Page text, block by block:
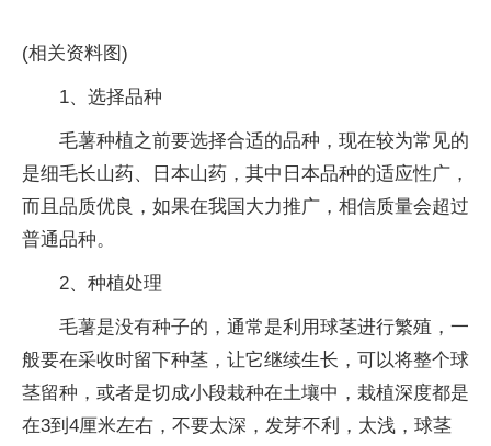
(相关资料图)
1、选择品种
毛薯种植之前要选择合适的品种，现在较为常见的
是细毛长山药、日本山药，其中日本品种的适应性广，
而且品质优良，如果在我国大力推广，相信质量会超过
普通品种。
2、种植处理
毛薯是没有种子的，通常是利用球茎进行繁殖，一
般要在采收时留下种茎，让它继续生长，可以将整个球
茎留种，或者是切成小段栽种在土壤中，栽植深度都是
在3到4厘米左右，不要太深，发芽不利，太浅，球茎